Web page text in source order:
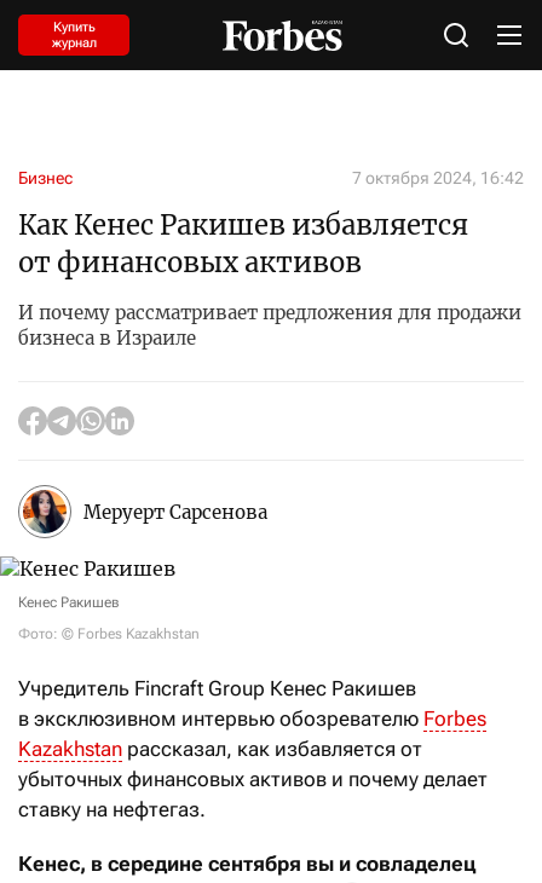
Купить
журнал
Бизнес 7 октября 2024, 16:42
Как Кенес Ракишев избавляется
от финансовых активов
И почему рассматривает предложения для продажи
бизнеса в Израиле
Меруерт Сарсенова
Кенес Ракишев
Фото: © Forbes Kazakhstan
Учредитель Fincraft Group Кенес Ракишев
в эксклюзивном интервью обозревателю Forbes
Kazakhstan рассказал, как избавляется от
убыточных финансовых активов и почему делает
ставку на нефтегаз.
Кенес, в середине сентября вы и совладелец